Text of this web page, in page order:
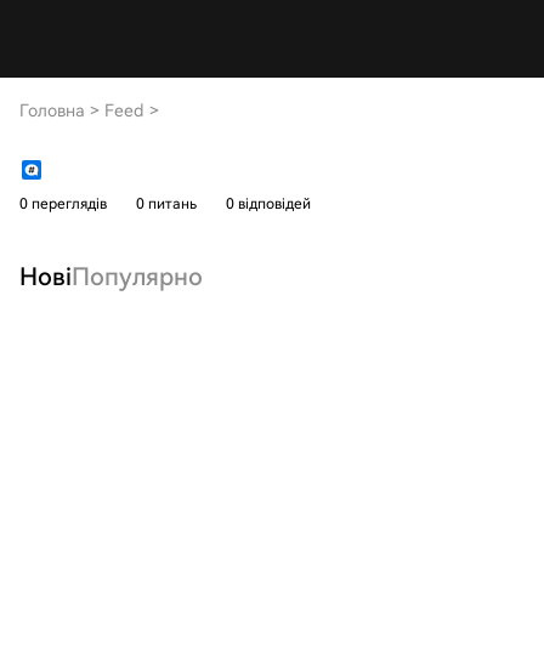
Головна > Feed >
0 переглядів 0 питань 0 відповідей
НовіПопулярно